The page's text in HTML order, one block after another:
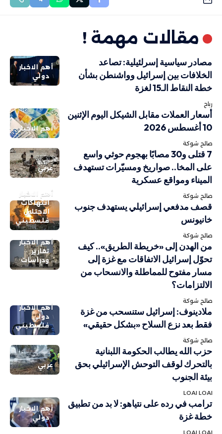
مقالات مهمة !
أهم الاخبار
دولي
مصادر سياسية إسرلئيلية: تصاعد
الخلافات بين إسرائيل وواشنطن بشأن
خطة النقاط الـ15 لغزة
رباح
أهم الاخبار
أسعار العملات مقابل الشيكل اليوم الإثنين
10 أغسطس 2026
صالح شوكة
عربي
7 قتلى و30 مصابًا بهجوم حوثي واسع
على المخا.. صواريخ ومسيّرات تستهدف
الميناء ومواقع عسكرية
صالح شوكة
أهم الاخبار
انتهاكات
الاحتلال
فلسطيني
قصف مدفعي إسرائيلي يستهدف جنوب
خانيونس
صالح شوكة
أهم الاخبار
تقارير
ودراسات
من الهدن إلى «خريطة الطريق».. كيف
تحوّل إسرائيل الاتفاقات مع غزة إلى
مسار مفتوح للمماطلة والانسحاب من
الالتزامات؟
صالح شوكة
أهم الاخبار
دولي
فلسطيني
ملادينوف: إسرائيل ستنسحب من غزة
فقط بعد نزع السلاح «بشكل حقيقي»
صالح شوكة
عربي
حزب الله يطالب الحكومة اللبنانية
بالتحرك لوقف التوحش الإسرائيلي بحق
بيئة الجنوب
LOAI LOAI
أهم الاخبار
دولي
ترامب في رده على نتياهو: لا بد من تطبيق
خطة غزة